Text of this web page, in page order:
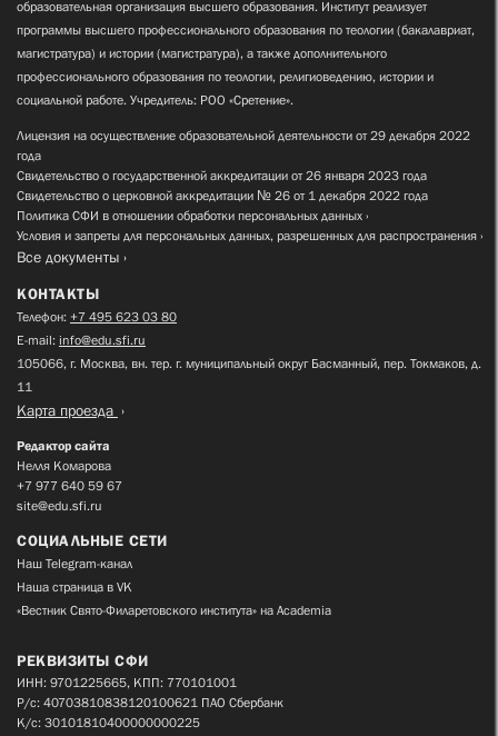
образовательная организация высшего образования. Институт реализует
программы высшего профессионального образования по теологии (бакалавриат,
магистратура) и истории (магистратура), а также дополнительного
профессионального образования по теологии, религиоведению, истории и
социальной работе. Учредитель: РОО «Сретение».
Лицензия на осуществление образовательной деятельности от 29 декабря 2022
года
Свидетельство о государственной аккредитации от 26 января 2023 года
Свидетельство о церковной аккредитации № 26 от 1 декабря 2022 года
Политика СФИ в отношении обработки персональных данных
Условия и запреты для персональных данных, разрешенных для распространения
Все документы
КОНТАКТЫ
Телефон: +7 495 623 03 80
E-mail: info@edu.sfi.ru
105066, г. Москва, вн. тер. г. муниципальный округ Басманный, пер. Токмаков, д.
11
Карта проезда
Редактор сайта
Нелля Комарова
+7 977 640 59 67
site@edu.sfi.ru
СОЦИАЛЬНЫЕ СЕТИ
Наш Telegram-канал
Наша страница в VK
«Вестник Свято-Филаретовского института» на Academia
РЕКВИЗИТЫ СФИ
ИНН: 9701225665, КПП: 770101001
Р/с: 40703810838120100621 ПАО Сбербанк
К/с: 30101810400000000225